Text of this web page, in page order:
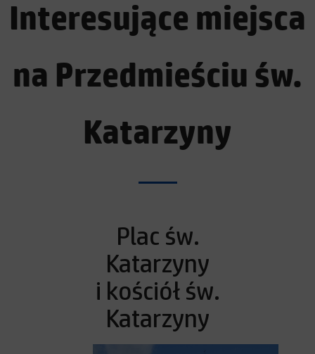
Interesujące miejsca
na Przedmieściu św.
Katarzyny
Plac św.
Katarzyny
i kościół św.
Katarzyny